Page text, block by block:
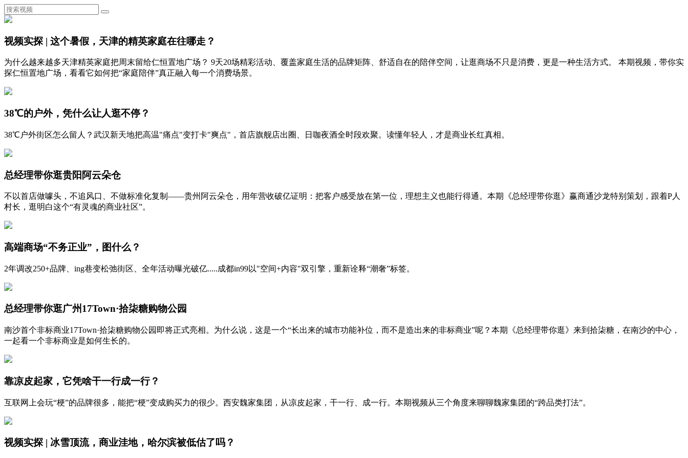
视频实探 | 这个暑假，天津的精英家庭在往哪走？
为什么越来越多天津精英家庭把周末留给仁恒置地广场？ 9天20场精彩活动、覆盖家庭生活的品牌矩阵、舒适自在的陪伴空间，让逛商场不只是消费，更是一种生活方式。 本期视频，带你实
探仁恒置地广场，看看它如何把“家庭陪伴”真正融入每一个消费场景。
38℃的户外，凭什么让人逛不停？
38℃户外街区怎么留人？武汉新天地把高温"痛点"变打卡"爽点"，首店旗舰店出圈、日咖夜酒全时段欢聚。读懂年轻人，才是商业长红真相。
总经理带你逛贵阳阿云朵仓
不以首店做噱头，不追风口、不做标准化复制——贵州阿云朵仓，用年营收破亿证明：把客户感受放在第一位，理想主义也能行得通。本期《总经理带你逛》赢商通沙龙特别策划，跟着P人
村长，逛明白这个“有灵魂的商业社区”。
高端商场“不务正业”，图什么？
2年调改250+品牌、ing巷变松弛街区、全年活动曝光破亿.....成都in99以"空间+内容"双引擎，重新诠释“潮奢”标签。
总经理带你逛广州17Town·拾柒糖购物公园
南沙首个非标商业17Town·拾柒糖购物公园即将正式亮相。为什么说，这是一个“长出来的城市功能补位，而不是造出来的非标商业”呢？本期《总经理带你逛》来到拾柒糖，在南沙的中心，
一起看一个非标商业是如何生长的。
靠凉皮起家，它凭啥干一行成一行？
互联网上会玩“梗”的品牌很多，能把“梗”变成购买力的很少。西安魏家集团，从凉皮起家，干一行、成一行。本期视频从三个角度来聊聊魏家集团的“跨品类打法”。
视频实探 | 冰雪顶流，商业洼地，哈尔滨被低估了吗？